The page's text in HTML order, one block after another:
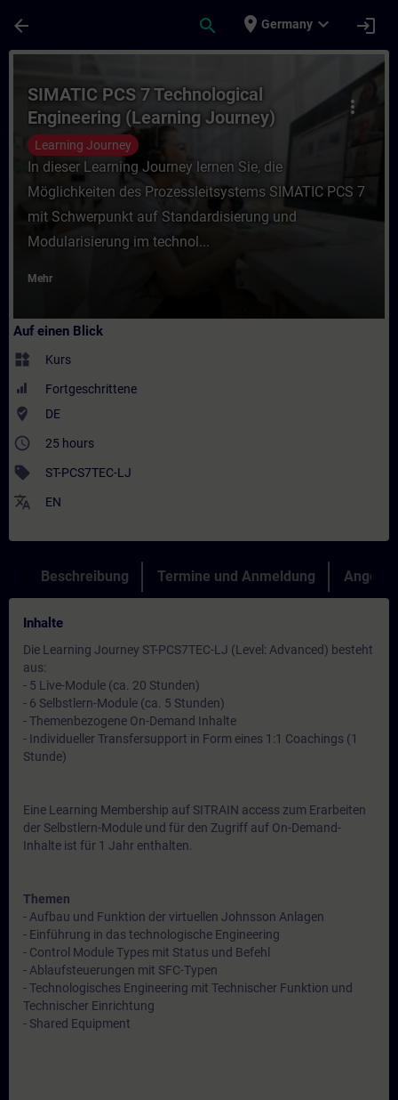
arrow_back search place Germany expand_more login
Kurs - SIMATIC PCS 7 Technological
more_vert
SIMATIC PCS 7 Technological
Engineering (Learning Journey)
Learning Journey
In dieser Learning Journey lernen Sie, die
Möglichkeiten des Prozessleitsystems SIMATIC PCS 7
mit Schwerpunkt auf Standardisierung und
Modularisierung im technol...
Mehr
Auf einen Blick
widgets Kurs
Fortgeschrittene
where_to_vote DE
access_time 25 hours
sell ST-PCS7TEC-LJ
translate EN
Beschreibung Termine und Anmeldung Angebot
Inhalte
Die Learning Journey ST-PCS7TEC-LJ (Level: Advanced) besteht
aus:
- 5 Live-Module (ca. 20 Stunden)
- 6 Selbstlern-Module (ca. 5 Stunden)
- Themenbezogene On-Demand Inhalte
- Individueller Transfersupport in Form eines 1:1 Coachings (1
Stunde)
Eine Learning Membership auf SITRAIN access zum Erarbeiten
der Selbstlern-Module und für den Zugriff auf On-Demand-
Inhalte ist für 1 Jahr enthalten.
Themen
- Aufbau und Funktion der virtuellen Johnsson Anlagen
- Einführung in das technologische Engineering
- Control Module Types mit Status und Befehl
- Ablaufsteuerungen mit SFC-Typen
- Technologisches Engineering mit Technischer Funktion und
Technischer Einrichtung
- Shared Equipment